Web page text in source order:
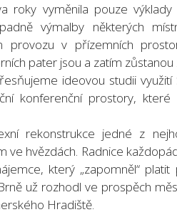
roky vyměnila pouze
výmalby některých
provozu v přízemních
pater jsou a zatím
ideovou studii
konferenční prostory,
rekonstrukce jedné z
ve hvězdách. Radnice
který „zapomněl“
už rozhodl ve prospěch
Hradiště.